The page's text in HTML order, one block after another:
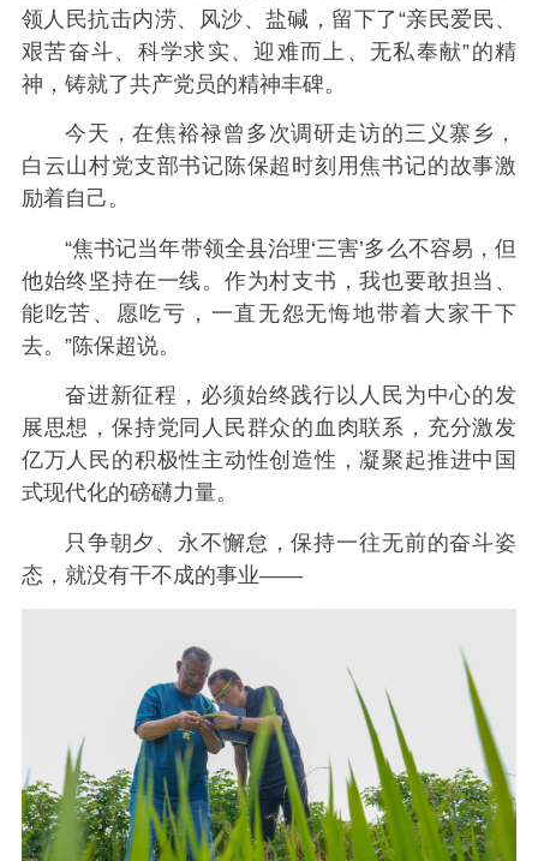
领人民抗击内涝、风沙、盐碱，留下了“亲民爱民、
艰苦奋斗、科学求实、迎难而上、无私奉献”的精
神，铸就了共产党员的精神丰碑。
今天，在焦裕禄曾多次调研走访的三义寨乡，
白云山村党支部书记陈保超时刻用焦书记的故事激
励着自己。
“焦书记当年带领全县治理‘三害’多么不容易，但
他始终坚持在一线。作为村支书，我也要敢担当、
能吃苦、愿吃亏，一直无怨无悔地带着大家干下
去。”陈保超说。
奋进新征程，必须始终践行以人民为中心的发
展思想，保持党同人民群众的血肉联系，充分激发
亿万人民的积极性主动性创造性，凝聚起推进中国
式现代化的磅礴力量。
只争朝夕、永不懈怠，保持一往无前的奋斗姿
态，就没有干不成的事业——